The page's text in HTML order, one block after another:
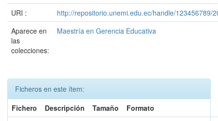
URI :
http://repositorio.unemi.edu.ec/handle/123456789/
Aparece en
las
colecciones:
Maestría en Gerencia Educativa
Ficheros en este ítem:
Fichero
Descripción Tamaño
Formato